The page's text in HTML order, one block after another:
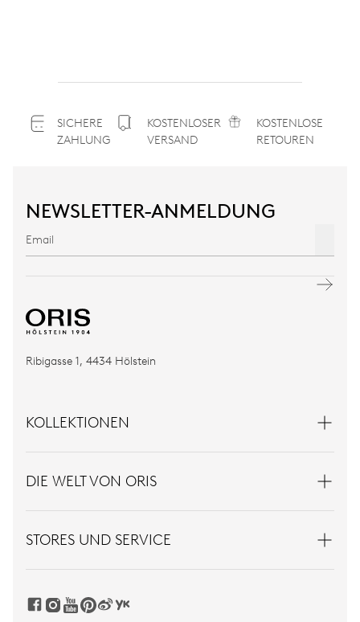
SICHERE
ZAHLUNG
KOSTENLOSER
VERSAND
KOSTENLOSE
RETOUREN
NEWSLETTER-ANMELDUNG
Ribigasse 1, 4434 Hölstein
KOLLEKTIONEN
DIE WELT VON ORIS
STORES UND SERVICE